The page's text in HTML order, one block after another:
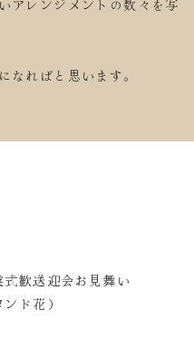
アレンジメントの数々を写
なればと思います。
式歓送迎会お見舞い
ド花）